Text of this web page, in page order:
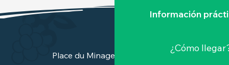
Información
¿Cómo
Place du Minage - 44190 Clisson